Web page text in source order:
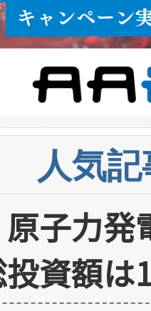
人気
子力
資額は